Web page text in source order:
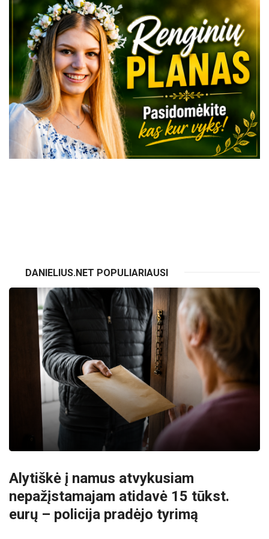
DANIELIUS.NET POPULIARIAUSI
Alytiškė į namus atvykusiam
nepažįstamajam atidavė 15 tūkst.
eurų – policija pradėjo tyrimą